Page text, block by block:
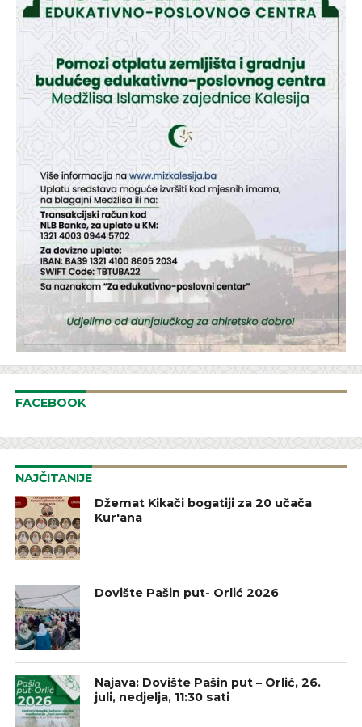
FACEBOOK
NAJČITANIJE
Džemat Kikači bogatiji za 20 učača
Kur'ana
Dovište Pašin put- Orlić 2026
Najava: Dovište Pašin put – Orlić, 26.
juli, nedjelja, 11:30 sati